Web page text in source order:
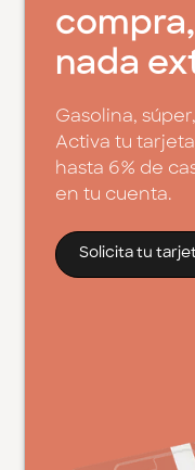
nada
Gasolina,
Activa tu
hasta 6% de
en tu cuenta.
Solicita tu